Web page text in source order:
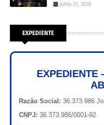
julho 31, 2026
EXPEDIENTE
Razão Social: 36.373.986
CNPJ: 36.373.986/0001-92